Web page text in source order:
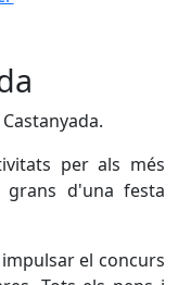
per als més
d'una festa
el concurs